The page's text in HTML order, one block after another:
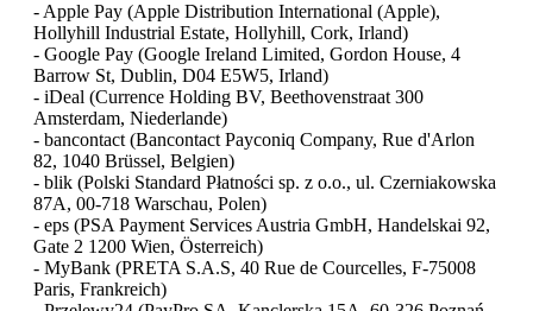
- Apple Pay (Apple Distribution International (Apple),
Hollyhill Industrial Estate, Hollyhill, Cork, Irland)
- Google Pay (Google Ireland Limited, Gordon House, 4
Barrow St, Dublin, D04 E5W5, Irland)
- iDeal (Currence Holding BV, Beethovenstraat 300
Amsterdam, Niederlande)
- bancontact (Bancontact Payconiq Company, Rue d'Arlon
82, 1040 Brüssel, Belgien)
- blik (Polski Standard Płatności sp. z o.o., ul. Czerniakowska
87A, 00-718 Warschau, Polen)
- eps (PSA Payment Services Austria GmbH, Handelskai 92,
Gate 2 1200 Wien, Österreich)
- MyBank (PRETA S.A.S, 40 Rue de Courcelles, F-75008
Paris, Frankreich)